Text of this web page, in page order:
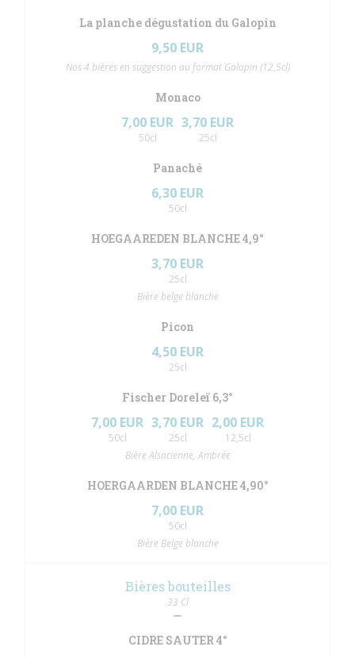
La planche dégustation du Galopin
9,50 EUR
Nos 4 bières en suggestion au format Galopin (12,5cl)
Monaco
7,00 EUR
50cl
3,70 EUR
25cl
Panaché
6,30 EUR
50cl
HOEGAAREDEN BLANCHE 4,9°
3,70 EUR
25cl
Bière belge blanche
Picon
4,50 EUR
25cl
Fischer Doreleï 6,3°
7,00 EUR
50cl
3,70 EUR
25cl
2,00 EUR
12,5cl
Bière Alsacienne, Ambrée
HOERGAARDEN BLANCHE 4,90°
7,00 EUR
50cl
Bière Belge blanche
Bières bouteilles
33 Cl
CIDRE SAUTER 4°